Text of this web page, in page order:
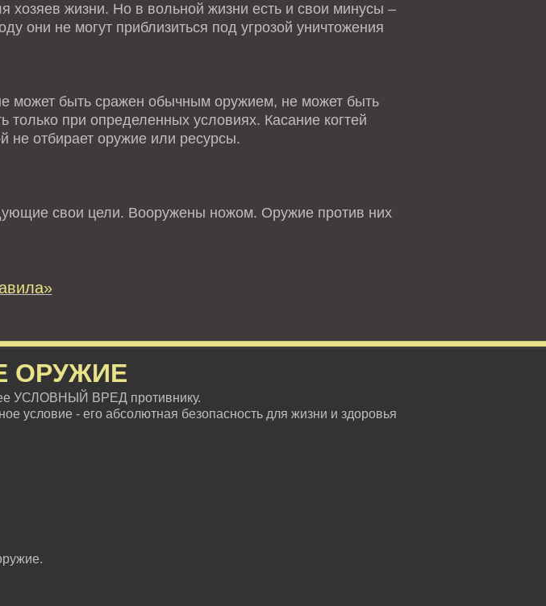
хозяев жизни. Но в вольной жизни есть и свои минусы –
они не могут приблизиться под угрозой уничтожения
может быть сражен обычным оружием, не может быть
при определенных условиях. Касание когтей
не отбирает оружие или ресурсы.
свои цели. Вооружены ножом. Оружие против них
ОРУЖИЕ
УСЛОВНЫЙ ВРЕД противнику.
условие - его абсолютная безопасность для жизни и здоровья